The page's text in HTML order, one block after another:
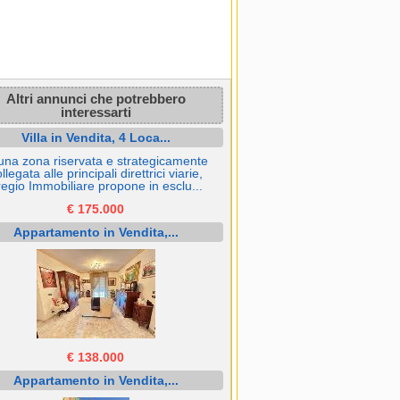
Altri annunci che potrebbero
interessarti
Villa in Vendita, 4 Loca...
zona riservata e strategicamente
alle principali direttrici viarie,
Immobiliare propone in esclu...
€ 175.000
Appartamento in Vendita,...
€ 138.000
Appartamento in Vendita,...